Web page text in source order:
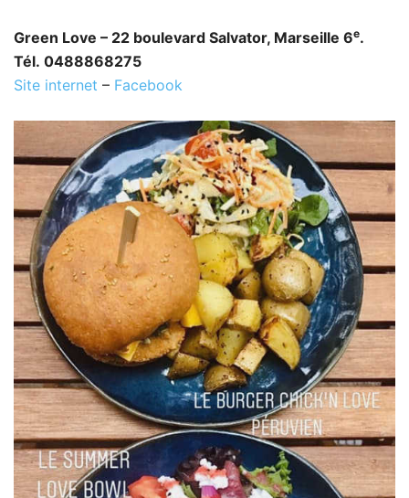
Green Love – 22 boulevard Salvator, Marseille 6e.
Tél. 0488868275
Site internet – Facebook